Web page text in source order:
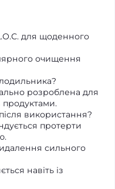
для щоденного
очищення
розроблена для
продуктами.
використання?
протерти
сильного
навіть із